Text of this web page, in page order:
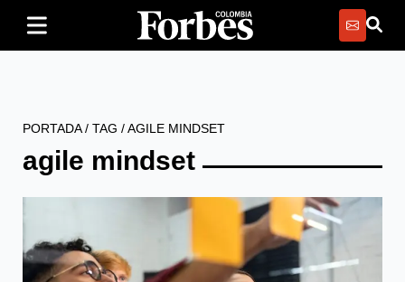
PORTADA/ TAG /AGILE MINDSET
agile mindset